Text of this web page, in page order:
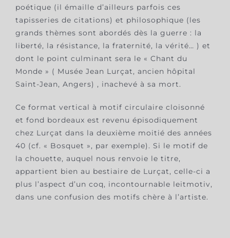
poétique (il émaille d’ailleurs parfois ces
tapisseries de citations) et philosophique (les
grands thèmes sont abordés dès la guerre : la
liberté, la résistance, la fraternité, la vérité… ) et
dont le point culminant sera le « Chant du
Monde » ( Musée Jean Lurçat, ancien hôpital
Saint-Jean, Angers) , inachevé à sa mort.
Ce format vertical à motif circulaire cloisonné
et fond bordeaux est revenu épisodiquement
chez Lurçat dans la deuxième moitié des années
40 (cf. « Bosquet », par exemple). Si le motif de
la chouette, auquel nous renvoie le titre,
appartient bien au bestiaire de Lurçat, celle-ci a
plus l’aspect d’un coq, incontournable leitmotiv,
dans une confusion des motifs chère à l’artiste.